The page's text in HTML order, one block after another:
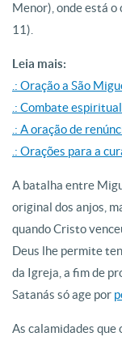
Menor), onde está
11).
Leia mais:
.: Oração a São
.: Combate
.: A oração de
.: Orações para a
A batalha entre
original dos anjos,
quando Cristo
Deus lhe permite
da Igreja, a fim de
Satanás só age por
As calamidades que